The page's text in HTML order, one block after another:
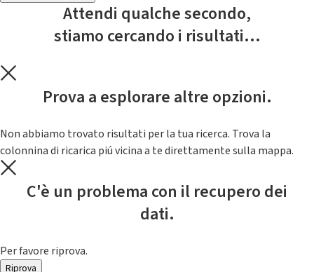
Attendi qualche secondo,
stiamo cercando i risultati...
Prova a esplorare altre opzioni.
Non abbiamo trovato risultati per la tua ricerca. Trova la
colonnina di ricarica piú vicina a te direttamente sulla mappa.
C'è un problema con il recupero dei
dati.
Per favore riprova.
Riprova